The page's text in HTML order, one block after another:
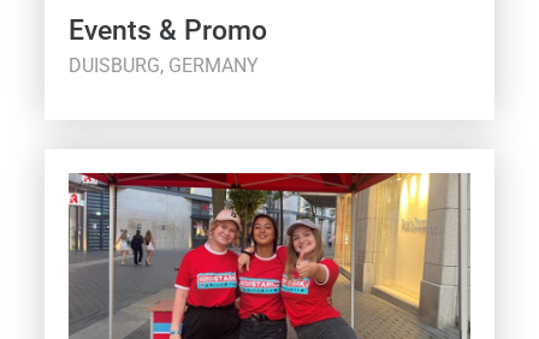
Events & Promo
DUISBURG, GERMANY